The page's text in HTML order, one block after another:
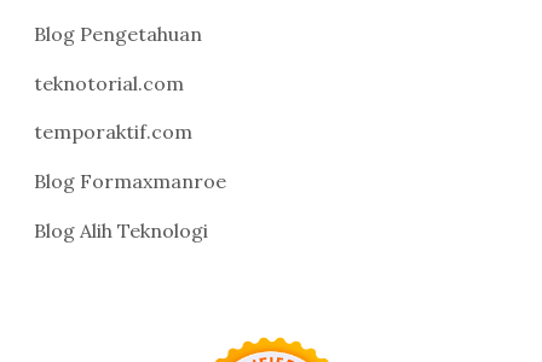
Blog Pengetahuan
teknotorial.com
temporaktif.com
Blog Formaxmanroe
Blog Alih Teknologi